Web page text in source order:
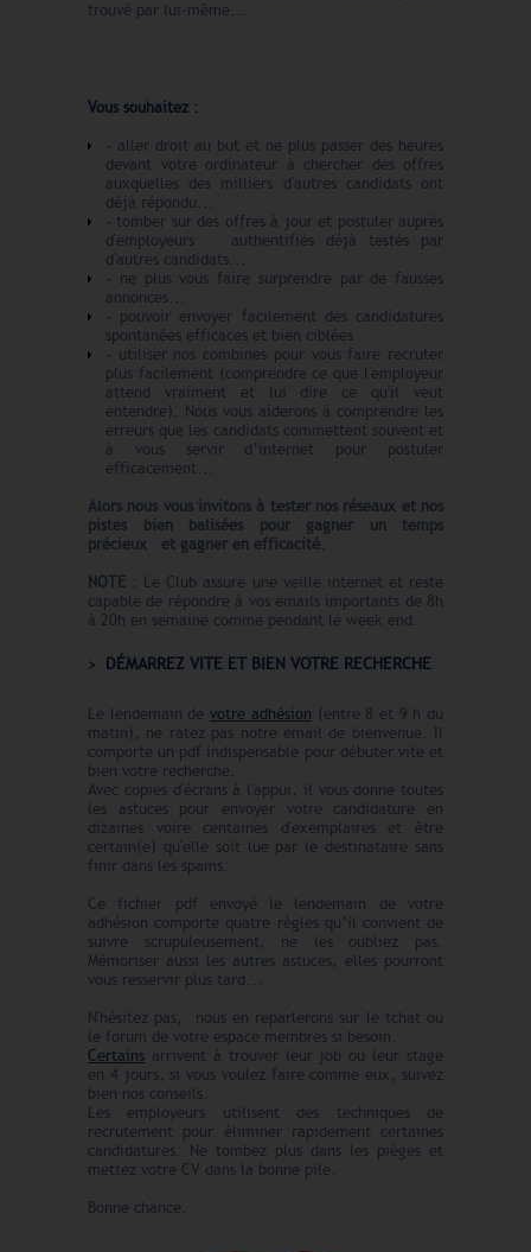
trouvé par lui-même...
Vous souhaitez :
- aller droit au but et ne plus passer des heures
devant votre ordinateur à chercher des offres
auxquelles des milliers d'autres candidats ont
déjà répondu...
- tomber sur des offres à jour et postuler auprès
d'employeurs
authentifiés déjà testés par
d'autres candidats...
- ne plus vous faire surprendre par de fausses
annonces...
- pouvoir envoyer facilement des candidatures
spontanées efficaces et bien ciblées
- utiliser nos combines pour vous faire recruter
plus facilement (comprendre ce que l'employeur
attend vraiment et lui dire ce qu'il veut
entendre). Nous vous aiderons à comprendre les
erreurs que les candidats commettent souvent et
à vous servir d’internet pour postuler
efficacement...
Alors nous vous invitons à tester nos réseaux et nos
pistes bien balisées pour gagner un temps
précieux
et gagner en efficacité.
NOTE : Le Club assure une veille internet et reste
capable de répondre à vos emails importants de 8h
à 20h en semaine comme pendant le week end.
DÉMARREZ VITE ET BIEN VOTRE RECHERCHE
Le lendemain devotre adhésion (entre 8 et 9 h du
matin), ne ratez pas notre email de bienvenue. Il
comporte un pdf indispensable pour débuter vite et
bien votre recherche.
Avec copies d'écrans à l'appui, il vous donne toutes
les astuces pour envoyer votre candidature en
dizaines voire centaines d'exemplaires et être
certain(e) qu'elle soit lue par le destinataire sans
finir dans les spams.
Ce fichier pdf envoyé le lendemain de votre
adhésion comporte quatre règles qu’il convient de
suivre scrupuleusement, ne les oubliez pas.
Mémoriser aussi les autres astuces, elles pourront
vous resservir plus tard...
N'hésitez pas, nous en reparlerons sur le tchat ou
le forum de votre espace membres si besoin.
Certains arrivent à trouver leur job ou leur stage
en 4 jours, si vous voulez faire comme eux, suivez
bien nos conseils.
Les employeurs utilisent des techniques de
recrutement pour éliminer rapidement certaines
candidatures. Ne tombez plus dans les pièges et
mettez votre CV dans la bonne pile.
Bonne chance.